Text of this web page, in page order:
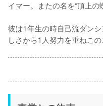
イマー。またの名を“頂上の
彼は1年生の時自己流ダン
しさから1人努力を重ねこ